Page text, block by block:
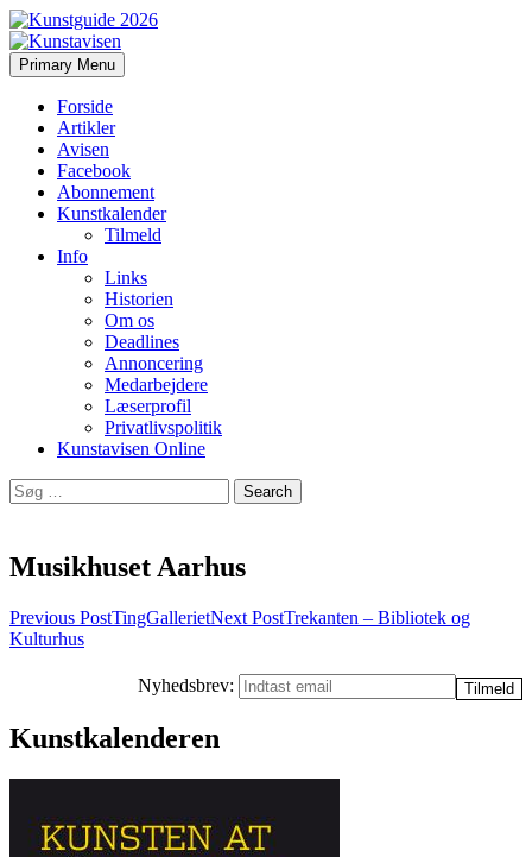
Kunstavisen
Search
Primary Menu Skip
to
Forside
Artikler
Avisen
Facebook
Abonnement
Kunstkalender
Tilmeld
Info
Links
Historien
Om os
Deadlines
Annoncering
Medarbejdere
Læserprofil
Privatlivspolitik
Kunstavisen Online
Search
for:
Musikhuset Aarhus
Post
navigation
Previous PostTingGallerietNext PostTrekanten – Bibliotek og
Kulturhus
Nyhedsbrev:
Kunstkalenderen